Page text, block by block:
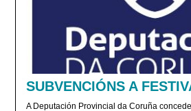
SUBVENCIÓNS A
A Deputación Provincial da Coruña